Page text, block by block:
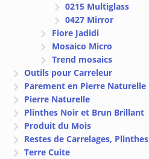
0215 Multiglass
0427 Mirror
Fiore Jadidi
Mosaico Micro
Trend mosaics
Outils pour Carreleur
Parement en Pierre Naturelle
Pierre Naturelle
Plinthes Noir et Brun Brillant
Produit du Mois
Restes de Carrelages,
Terre Cuite